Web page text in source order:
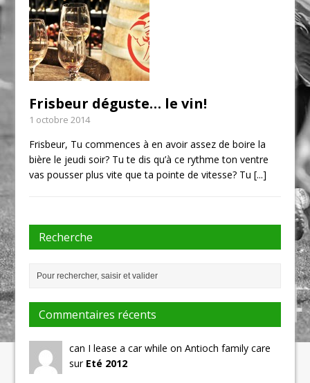
Frisbeur déguste… le vin!
1 octobre 2014
Frisbeur, Tu commences à en avoir assez de boire la
bière le jeudi soir? Tu te dis qu’à ce rythme ton ventre
vas pousser plus vite que ta pointe de vitesse? Tu[...]
Recherche
Commentaires récents
can I lease a car while on Antioch family care
sur Eté 2012